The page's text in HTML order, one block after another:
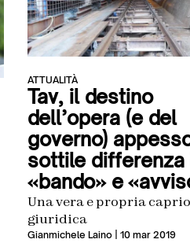
ATTUALITÀ
Tav, il destino
dell’opera (e del
governo)
sottile differenza
«bando» e
Una vera e propria
giuridica
Gianmichele Laino | 10 mar 2019